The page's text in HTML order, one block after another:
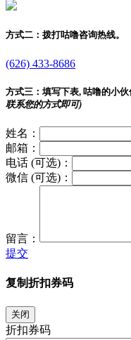
方式二： 拨打咕噜咨询热线。
(626) 433-8686
方式三： 填写下表, 咕噜的小
联系您的方式即可)
姓名：
邮箱：
电话 (可选)：
微信 (可选)：
留言：
提交
复制折扣券码
关闭
折扣券码